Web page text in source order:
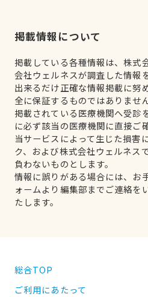
掲載情報について
掲載している各種情報は、株式
会社ウェルネスが調査した情報
出来るだけ正確な情報掲載に努
全に保証するものではありません
掲載されている医療機関へ受診
に必ず該当の医療機関に直接ご
当サービスによって生じた損害
ク、および株式会社ウェルネス
負わないものとします。
情報に誤りがある場合には、お
ォームより編集部までご連絡を
たします。
総合TOP
ご利用にあたって